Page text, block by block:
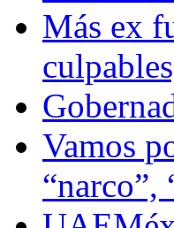
Más ex
Vamos